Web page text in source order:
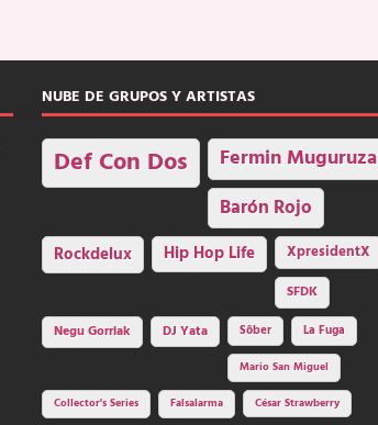
NUBE DE GRUPOS Y ARTISTAS
Def Con Dos Fermin Muguruza
Barón Rojo
Rockdelux Hip Hop Life
XpresidentX
SFDK
Negu Gorriak
DJ Yata Sôber
La Fuga
Mario San Miguel
Collector's Series
Falsalarma César Strawberry